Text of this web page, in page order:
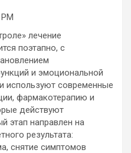
лечение
поэтапно, с
и эмоциональной
используют современные
фармакотерапию и
действуют
этап направлен на
результата:
снятие симптомов